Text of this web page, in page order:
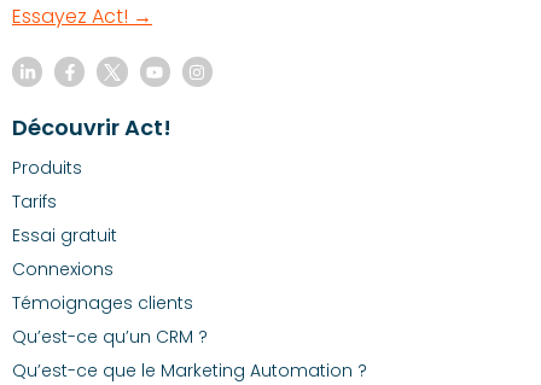
Essayez Act! →
Découvrir Act!
Produits
Tarifs
Essai gratuit
Connexions
Témoignages clients
Qu’est-ce qu’un CRM ?
Qu’est-ce que le Marketing Automation ?